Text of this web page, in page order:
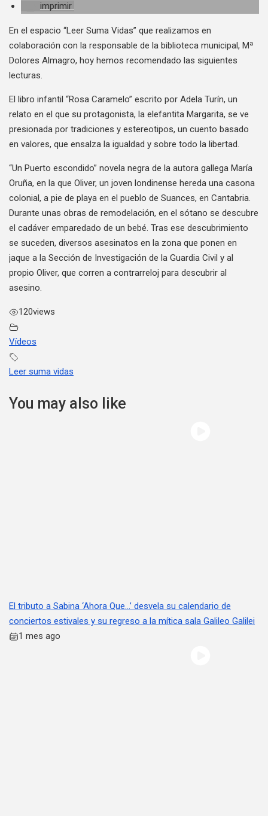
imprimir
En el espacio “Leer Suma Vidas” que realizamos en
colaboración con la responsable de la biblioteca municipal, Mª
Dolores Almagro, hoy hemos recomendado las siguientes
lecturas.
El libro infantil “Rosa Caramelo” escrito por Adela Turín, un
relato en el que su protagonista, la elefantita Margarita, se ve
presionada por tradiciones y estereotipos, un cuento basado
en valores, que ensalza la igualdad y sobre todo la libertad.
“Un Puerto escondido” novela negra de la autora gallega María
Oruña, en la que Oliver, un joven londinense hereda una casona
colonial, a pie de playa en el pueblo de Suances, en Cantabria.
Durante unas obras de remodelación, en el sótano se descubre
el cadáver emparedado de un bebé. Tras ese descubrimiento
se suceden, diversos asesinatos en la zona que ponen en
jaque a la Sección de Investigación de la Guardia Civil y al
propio Oliver, que corren a contrarreloj para descubrir al
asesino.
120views
Vídeos
Leer suma vidas
You may also like
El tributo a Sabina ‘Ahora Que…’ desvela su calendario de
conciertos estivales y su regreso a la mítica sala Galileo Galilei
1 mes ago